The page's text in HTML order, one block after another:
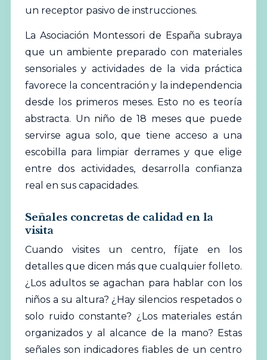
un receptor pasivo de instrucciones.
La Asociación Montessori de España subraya
que un ambiente preparado con materiales
sensoriales y actividades de la vida práctica
favorece la concentración y la independencia
desde los primeros meses. Esto no es teoría
abstracta. Un niño de 18 meses que puede
servirse agua solo, que tiene acceso a una
escobilla para limpiar derrames y que elige
entre dos actividades, desarrolla confianza
real en sus capacidades.
Señales concretas de calidad en la
visita
Cuando visites un centro, fíjate en los
detalles que dicen más que cualquier folleto.
¿Los adultos se agachan para hablar con los
niños a su altura? ¿Hay silencios respetados o
solo ruido constante? ¿Los materiales están
organizados y al alcance de la mano? Estas
señales son indicadores fiables de un centro